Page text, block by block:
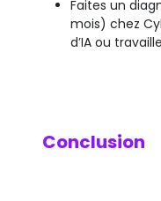
Faites un
mois) chez
d’IA ou
Conclusion